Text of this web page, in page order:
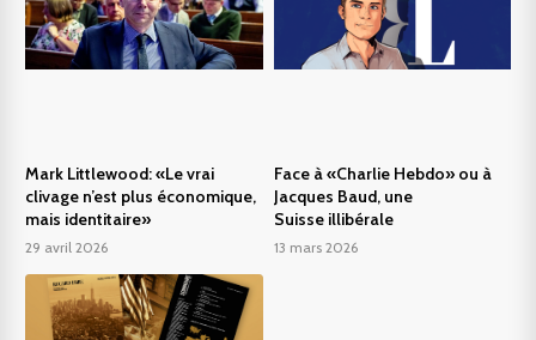
Mark Littlewood: «Le vrai
clivage n’est plus économique,
mais identitaire»
29 avril 2026
Face à «Charlie Hebdo» ou à
Jacques Baud, une
Suisse illibérale
13 mars 2026